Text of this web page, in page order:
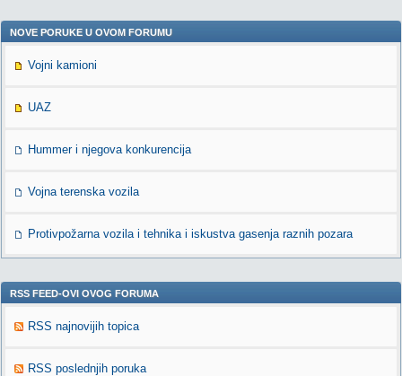
NOVE PORUKE U OVOM FORUMU
Vojni kamioni
UAZ
Hummer i njegova konkurencija
Vojna terenska vozila
Protivpožarna vozila i tehnika i iskustva gasenja raznih pozara
RSS FEED-OVI OVOG FORUMA
RSS najnovijih topica
RSS poslednjih poruka